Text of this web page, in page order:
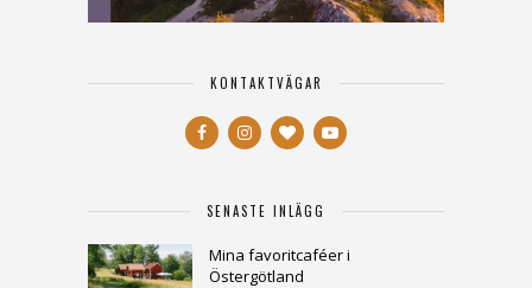
KONTAKTVÄGAR
SENASTE INLÄGG
Mina favoritcaféer i
Östergötland